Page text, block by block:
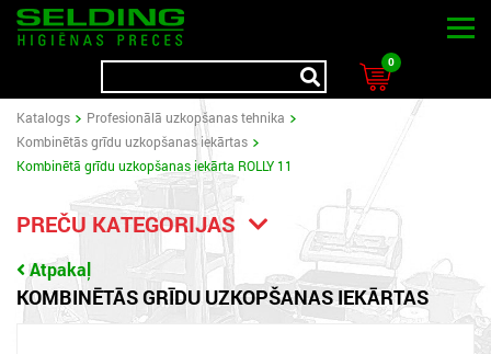
0
Katalogs
Profesionālā uzkopšanas tehnika
Kombinētās grīdu uzkopšanas iekārtas
Kombinētā grīdu uzkopšanas iekārta ROLLY 11
PREČU KATEGORIJAS
Atpakaļ
KOMBINĒTĀS GRĪDU UZKOPŠANAS IEKĀRTAS